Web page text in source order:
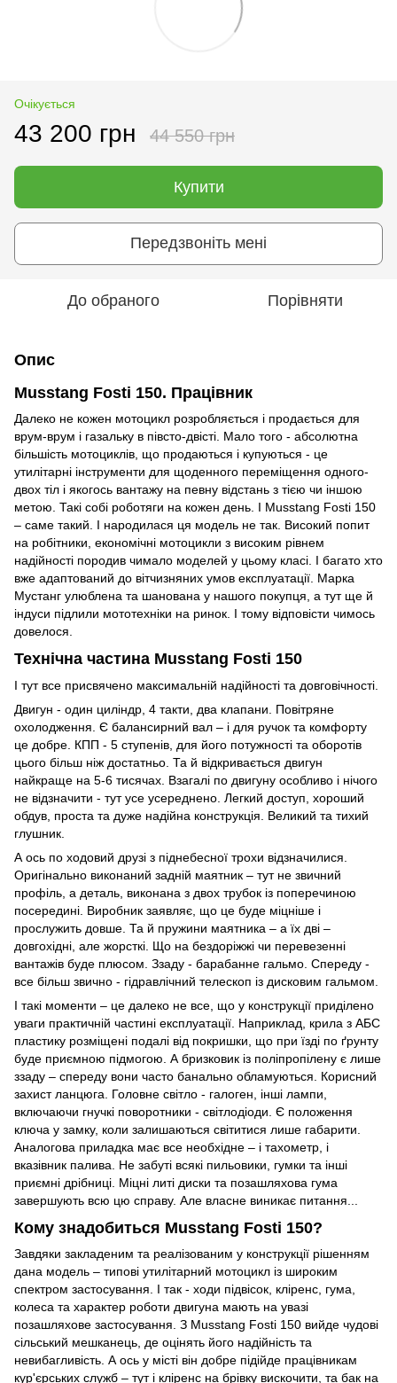
Очікується
43 200 грн 44 550 грн
Купити
Передзвоніть мені
До обраного Порівняти
Опис
Musstang Fosti 150. Працівник
Далеко не кожен мотоцикл розробляється і продається для
врум-врум і газальку в півсто-двісті. Мало того - абсолютна
більшість мотоциклів, що продаються і купуються - це
утилітарні інструменти для щоденного переміщення одного-
двох тіл і якогось вантажу на певну відстань з тією чи іншою
метою. Такі собі роботяги на кожен день. І Musstang Fosti 150
– саме такий. І народилася ця модель не так. Високий попит
на робітники, економічні мотоцикли з високим рівнем
надійності породив чимало моделей у цьому класі. І багато хто
вже адаптований до вітчизняних умов експлуатації. Марка
Мустанг улюблена та шанована у нашого покупця, а тут ще й
індуси підлили мототехніки на ринок. І тому відповісти чимось
довелося.
Технічна частина Musstang Fosti 150
І тут все присвячено максимальній надійності та довговічності.
Двигун - один циліндр, 4 такти, два клапани. Повітряне
охолодження. Є балансирний вал – і для ручок та комфорту
це добре. КПП - 5 ступенів, для його потужності та оборотів
цього більш ніж достатньо. Та й відкривається двигун
найкраще на 5-6 тисячах. Взагалі по двигуну особливо і нічого
не відзначити - тут усе усереднено. Легкий доступ, хороший
обдув, проста та дуже надійна конструкція. Великий та тихий
глушник.
А ось по ходовий друзі з піднебесної трохи відзначилися.
Оригінально виконаний задній маятник – тут не звичний
профіль, а деталь, виконана з двох трубок із поперечиною
посередині. Виробник заявляє, що це буде міцніше і
прослужить довше. Та й пружини маятника – а їх дві –
довгохідні, але жорсткі. Що на бездоріжжі чи перевезенні
вантажів буде плюсом. Ззаду - барабанне гальмо. Спереду -
все більш звично - гідравлічний телескоп із дисковим гальмом.
І такі моменти – це далеко не все, що у конструкції приділено
уваги практичній частині експлуатації. Наприклад, крила з АБС
пластику розміщені подалі від покришки, що при їзді по ґрунту
буде приємною підмогою. А бризковик із поліпропілену є лише
ззаду – спереду вони часто банально обламуються. Корисний
захист ланцюга. Головне світло - галоген, інші лампи,
включаючи гнучкі поворотники - світлодіоди. Є положення
ключа у замку, коли залишаються світитися лише габарити.
Аналогова приладка має все необхідне – і тахометр, і
вказівник палива. Не забуті всякі пильовики, гумки та інші
приємні дрібниці. Міцні литі диски та позашляхова гума
завершують всю цю справу. Але власне виникає питання...
Кому знадобиться Musstang Fosti 150?
Завдяки закладеним та реалізованим у конструкції рішенням
дана модель – типові утилітарний мотоцикл із широким
спектром застосування. І так - ходи підвісок, кліренс, гума,
колеса та характер роботи двигуна мають на увазі
позашляхове застосування. З Musstang Fosti 150 вийде чудові
сільський мешканець, де оцінять його надійність та
невибагливість. А ось у місті він добре підійде працівникам
кур'єрських служб – тут і кліренс на брівку вискочити, та бак на